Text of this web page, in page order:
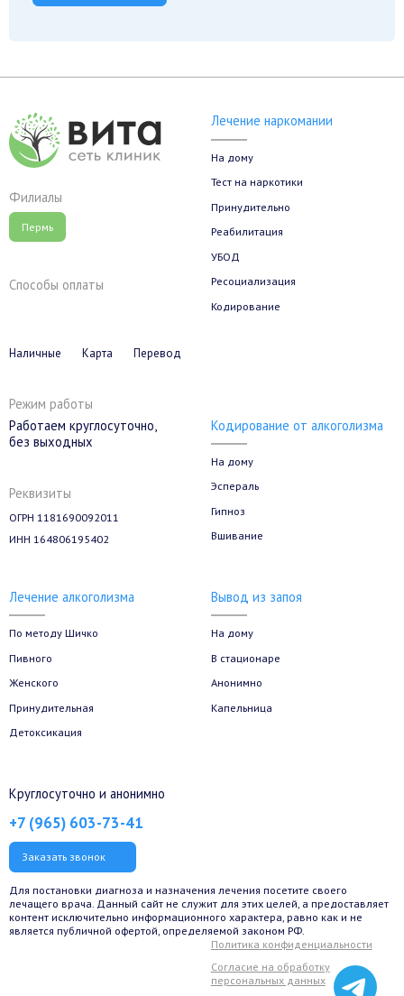
Филиалы
Пермь
Способы оплаты
Наличные Карта Перевод
Режим работы
Работаем круглосуточно,
без выходных
Реквизиты
ОГРН 1181690092011
ИНН 164806195402
Лечение наркомании
На дому
Тест на наркотики
Принудительно
Реабилитация
УБОД
Ресоциализация
Кодирование
Кодирование от алкоголизма
На дому
Эспераль
Гипноз
Вшивание
Лечение алкоголизма
По методу Шичко
Пивного
Женского
Принудительная
Детоксикация
Вывод из запоя
На дому
В стационаре
Анонимно
Капельница
Круглосуточно и анонимно
+7 (965) 603-73-41
Заказать звонок
Для постановки диагноза и назначения лечения посетите своего
лечащего врача. Данный сайт не служит для этих целей, а предоставляет
контент исключительно информационного характера, равно как и не
является публичной офертой, определяемой законом РФ.
Политика конфиденциальности
Согласие на обработку
персональных данных